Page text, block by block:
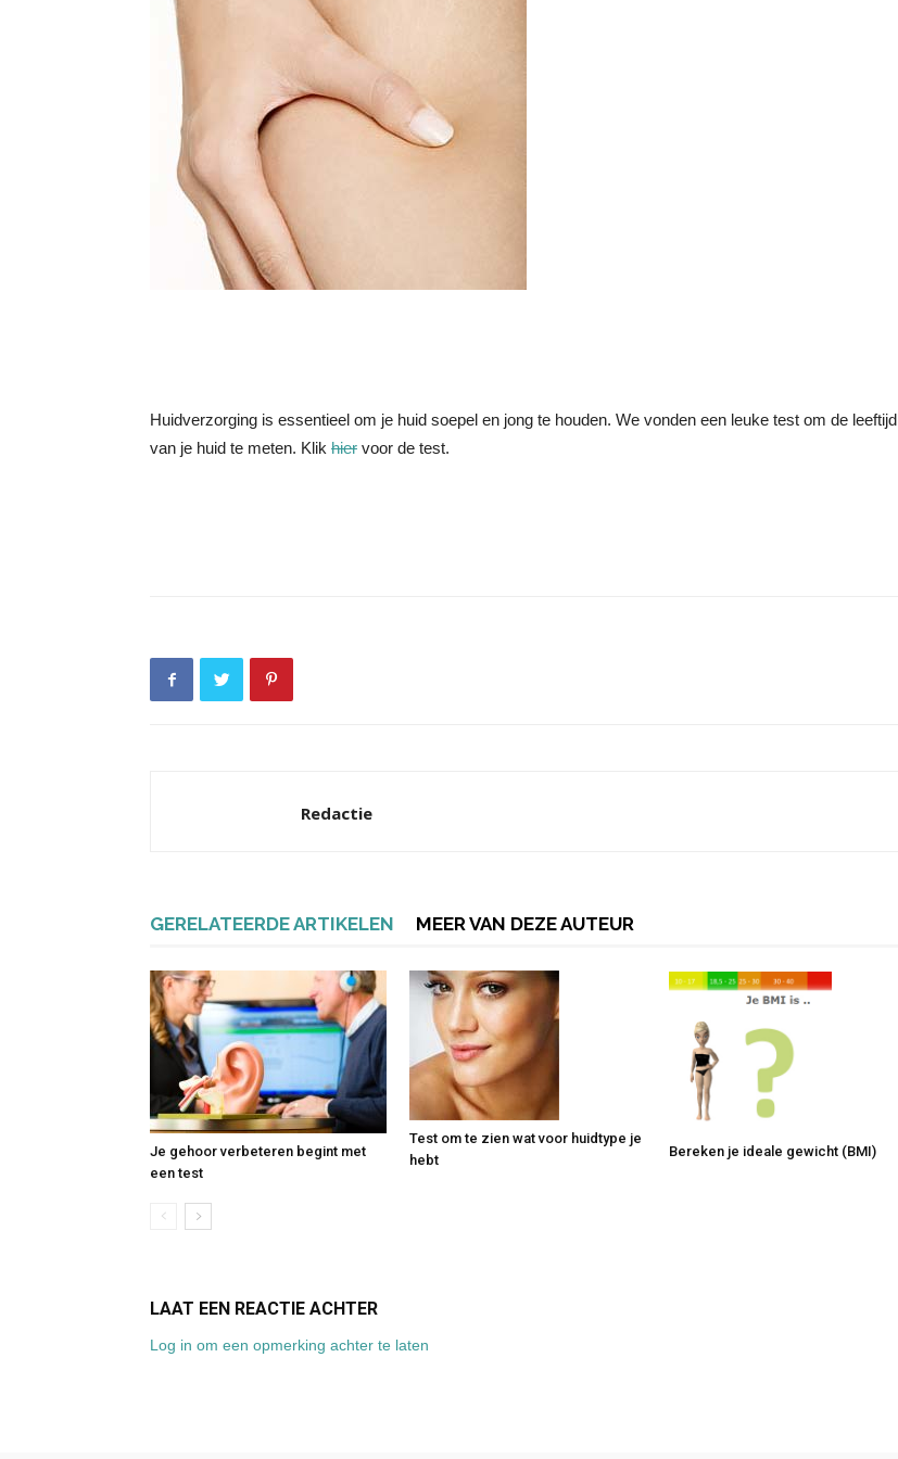
Huidverzorging is essentieel om je huid soepel en jong te houden. We vonden een leuke test om de leeftijd
van je huid te meten. Klik hier voor de test.
Redactie
GERELATEERDE ARTIKELEN MEER VAN DEZE AUTEUR
Je gehoor verbeteren begint met
een test
Test om te zien wat voor huidtype je
hebt
Bereken je ideale gewicht (BMI)
LAAT EEN REACTIE ACHTER
Log in om een opmerking achter te laten